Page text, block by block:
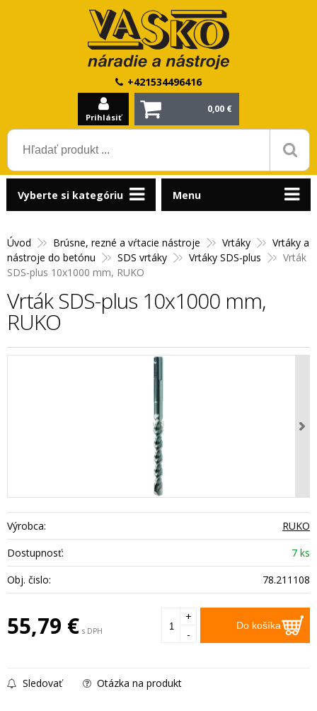
+421534496416
Prihlásiť
0,00 €
Úvod Brúsne, rezné a vŕtacie nástroje Vrtáky
Vrtáky a
nástroje do betónu
SDS vrtáky Vrtáky SDS-plus
Vrták
SDS-plus 10x1000 mm, RUKO
Vrták SDS-plus 10x1000 mm,
RUKO
Výrobca:
RUKO
Dostupnosť:
7 ks
Obj. čislo:
78.211108
55,79 € s DPH Do košíka
+
-
Sledovať Otázka na produkt
Vyberte si kategóriu Menu